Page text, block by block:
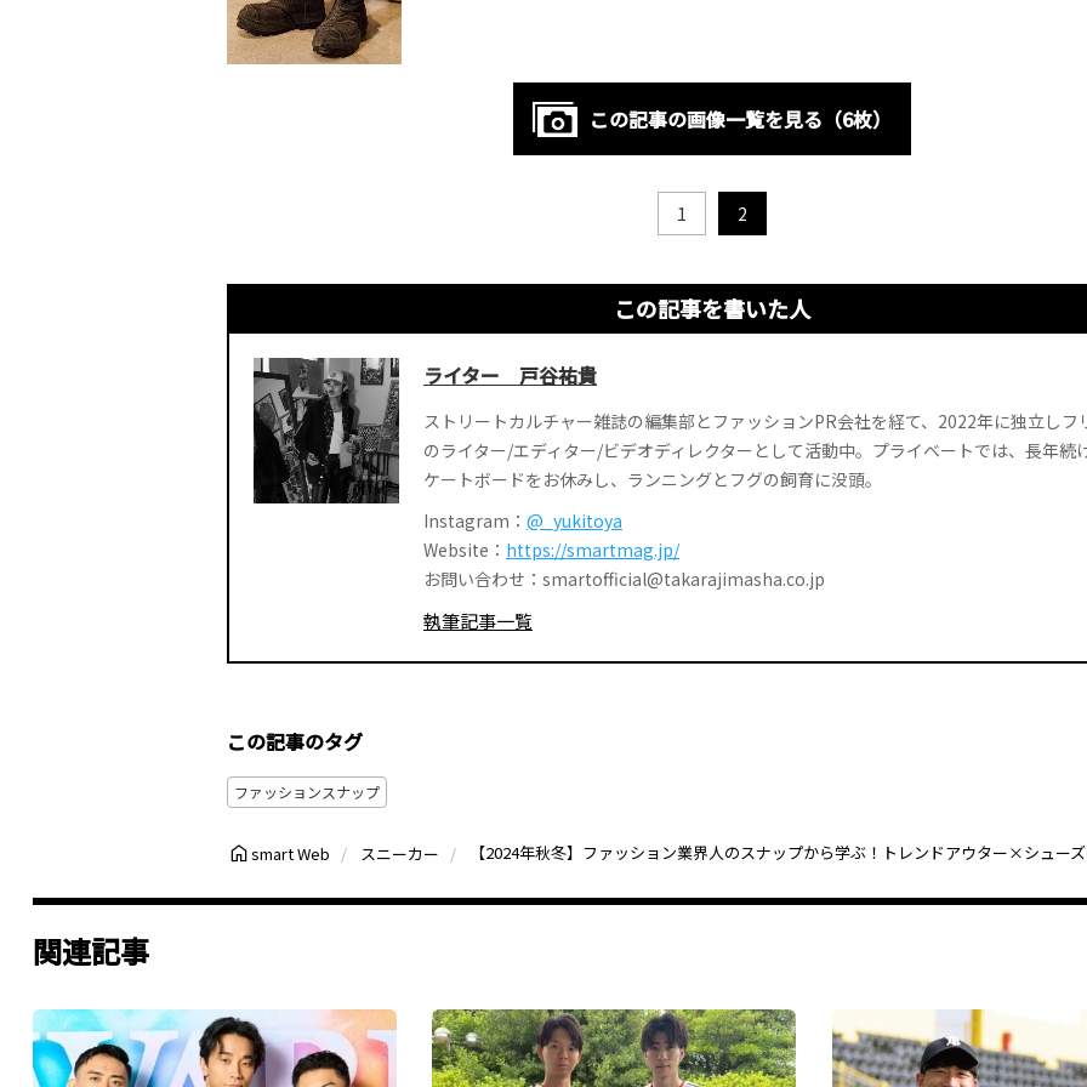
この記事の画像一覧を見る（6枚）
1 2
この記事を書いた人
ライター 戸谷祐貴
ストリートカルチャー雑誌の編集部とファッションPR会社を経て、2022年に独立しフ
のライター/エディター/ビデオディレクターとして活動中。プライベートでは、長年続
ケートボードをお休みし、ランニングとフグの飼育に没頭。
Instagram： @_yukitoya
Website： https://smartmag.jp/
お問い合わせ：smartofficial@takarajimasha.co.jp
執筆記事一覧
この記事のタグ
ファッションスナップ
smart Web スニーカー 【2024年秋冬】ファッション業界人のスナップから学ぶ！トレンドアウター×シュー
関連記事